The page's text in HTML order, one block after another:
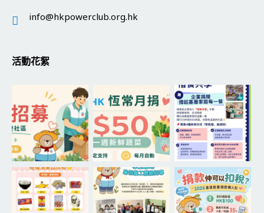
info@hkpowerclub.org.hk
活動花絮